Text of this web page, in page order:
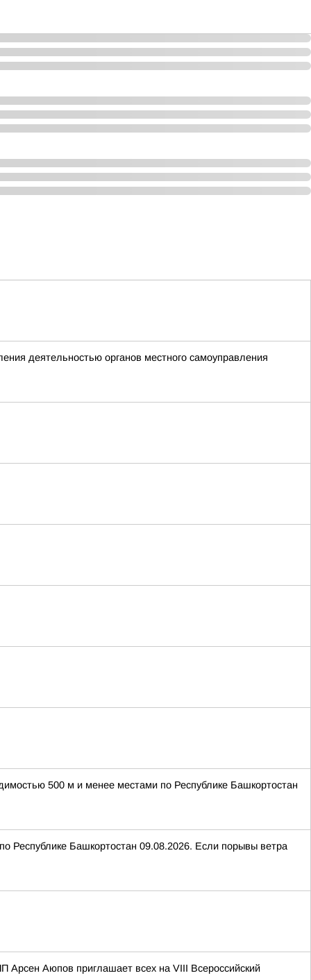
деятельностью органов местного самоуправления
500 м и менее местами по Республике Башкортостан
Республике Башкортостан 09.08.2026. Если порывы ветра
Арсен Аюпов приглашает всех на VIII Всероссийский